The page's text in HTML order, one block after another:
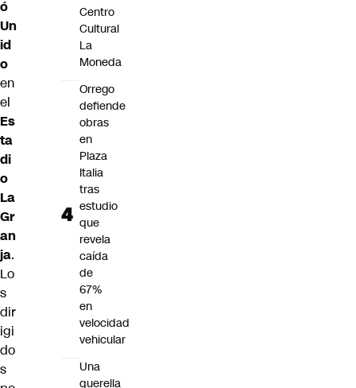
ó
Un
id
o
en
el
Es
ta
di
o
La
Gr
an
ja.
Lo
s
dir
igi
do
s
Centro
Cultural
La
Moneda
Orrego
defiende
obras
en
Plaza
Italia
tras
estudio
que
revela
caída
de
67%
en
velocidad
vehicular
Una
querella